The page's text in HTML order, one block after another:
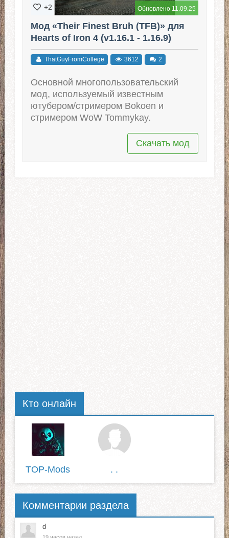
Обновлено 11.09.25
+2
Мод «Their Finest Bruh (TFB)» для
Hearts of Iron 4 (v1.16.1 - 1.16.9)
ThatGuyFromCollege 3612 2
Основной многопользовательский
мод, используемый известным
ютубером/стримером Bokoen и
стримером WoW Tommykay.
Скачать мод
Кто онлайн
TOP-Mods . .
Комментарии раздела
d